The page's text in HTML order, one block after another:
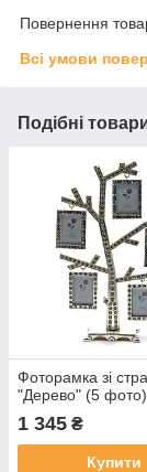
Повернення
Всі умови
Подібні
Фоторамка зі
"Дерево" (5 фото)
1 345 ₴
Купити